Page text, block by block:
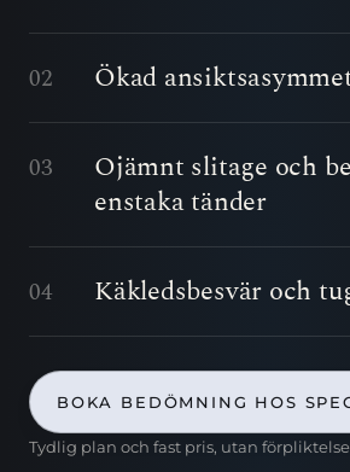
02 Ökad
03
Ojämnt slitage och
enstaka tänder
04 Käkledsbesvär och
BOKA BEDÖMNING HOS
Tydlig plan och fast pris, utan